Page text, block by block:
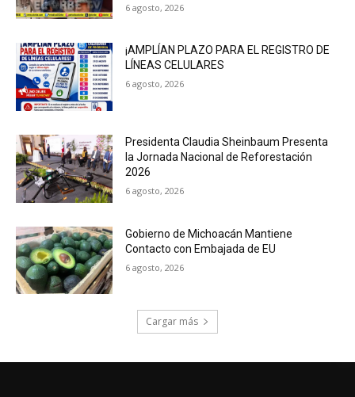
6 agosto, 2026
¡AMPLÍAN PLAZO PARA EL REGISTRO DE
LÍNEAS CELULARES
6 agosto, 2026
Presidenta Claudia Sheinbaum Presenta
la Jornada Nacional de Reforestación
2026
6 agosto, 2026
Gobierno de Michoacán Mantiene
Contacto con Embajada de EU
6 agosto, 2026
Cargar más